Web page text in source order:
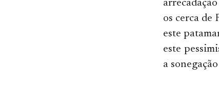
os cerca de
este
este
a